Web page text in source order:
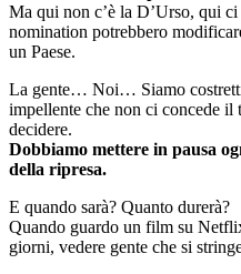
Ma qui non c’è la D’Urso, qui
nomination potrebbero
un Paese.
La gente… Noi… Siamo costretti
impellente che non ci concede il
decidere.
Dobbiamo mettere in pausa
della ripresa.
E quando sarà? Quanto durerà?
Quando guardo un film su
giorni, vedere gente che si